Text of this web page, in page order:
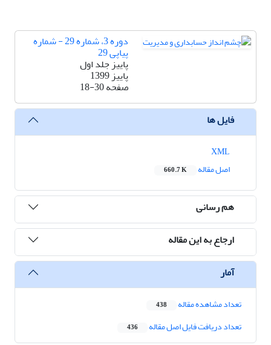
دوره 3، شماره 29 - شماره
پیاپی 29
پاییز جلد اول
پاییز 1399
صفحه18-30
فایل ها
اصل مقاله
660.7 K
هم رسانی
ارجاع به این مقاله
آمار
تعداد مشاهده مقاله 438
تعداد دریافت فایل اصل مقاله 436